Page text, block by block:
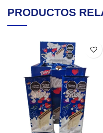
PRODUCTOS